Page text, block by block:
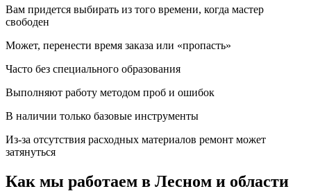
Вам придется выбирать из того времени, когда мастер
свободен
Может, перенести время заказа или «пропасть»
Часто без специального образования
Выполняют работу методом проб и ошибок
В наличии только базовые инструменты
Из-за отсутствия расходных материалов ремонт может
затянуться
Как мы работаем в Лесном и области